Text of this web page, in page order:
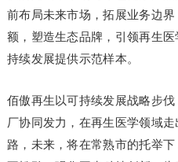
前布局未来市场，拓展业务边
额，塑造生态品牌，引领再生
持续发展提供示范样本。
佰傲再生以可持续发展战略步
厂协同发力，在再生医学领域
路，未来，将在常熟市的托举